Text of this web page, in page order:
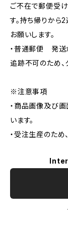
ご不在で郵便受
す。持ち帰りから
お願いします。
・普通郵便 発送
追跡不可のため、
※注意事項
・商品画像及び
います。
・受注生産のため